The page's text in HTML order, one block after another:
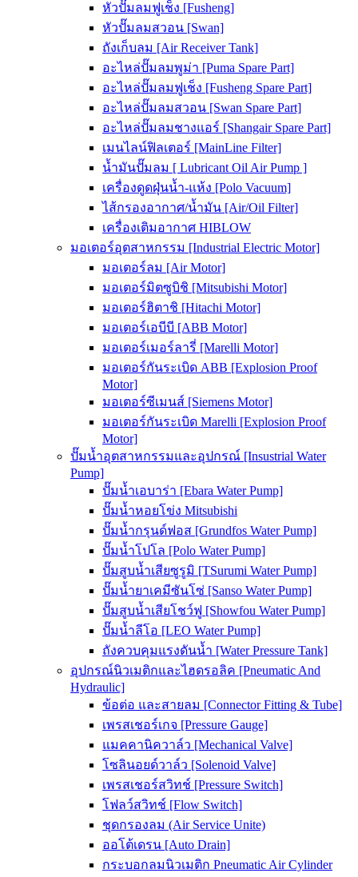
หัวปั๊มลมฟูเช็ง [Fusheng]
หัวปั๊มลมสวอน [Swan]
ถังเก็บลม [Air Receiver Tank]
อะไหล่ปั๊มลมพูม่า [Puma Spare Part]
อะไหล่ปั๊มลมฟูเช็ง [Fusheng Spare Part]
อะไหล่ปั๊มลมสวอน [Swan Spare Part]
อะไหล่ปั๊มลมชางแอร์ [Shangair Spare Part]
เมนไลน์ฟิลเตอร์ [MainLine Filter]
น้ำมันปั๊มลม [ Lubricant Oil Air Pump ]
เครื่องดูดฝุ่นน้ำ-แห้ง [Polo Vacuum]
ไส้กรองอากาศ/น้ำมัน [Air/Oil Filter]
เครื่องเติมอากาศ HIBLOW
มอเตอร์อุตสาหกรรม [Industrial Electric Motor]
มอเตอร์ลม [Air Motor]
มอเตอร์มิตซูบิชิ [Mitsubishi Motor]
มอเตอร์ฮิตาชิ [Hitachi Motor]
มอเตอร์เอบีบี [ABB Motor]
มอเตอร์เมอร์ลารี่ [Marelli Motor]
มอเตอร์กันระเบิด ABB [Explosion Proof
Motor]
มอเตอร์ซีเมนส์ [Siemens Motor]
มอเตอร์กันระเบิด Marelli [Explosion Proof
Motor]
ปั๊มน้ำอุตสาหกรรมและอุปกรณ์ [Insustrial Water
Pump]
ปั๊มน้ำเอบาร่า [Ebara Water Pump]
ปั๊มน้ำหอยโข่ง Mitsubishi
ปั๊มน้ำกรุนด์ฟอส [Grundfos Water Pump]
ปั๊มน้ำโปโล [Polo Water Pump]
ปั๊มสูบน้ำเสียซูรูมิ [TSurumi Water Pump]
ปั๊มน้ำยาเคมีซันโซ่ [Sanso Water Pump]
ปั๊มสูบน้ำเสียโชว์ฟู [Showfou Water Pump]
ปั๊มน้ำลีโอ [LEO Water Pump]
ถังควบคุมแรงดันน้ำ [Water Pressure Tank]
อุปกรณ์นิวเมติกและไฮดรอลิค [Pneumatic And
Hydraulic]
ข้อต่อ และสายลม [Connector Fitting & Tube]
เพรสเชอร์เกจ [Pressure Gauge]
แมคคานิควาล์ว [Mechanical Valve]
โซลินอยด์วาล์ว [Solenoid Valve]
เพรสเชอร์สวิทช์ [Pressure Switch]
โฟลว์สวิทช์ [Flow Switch]
ชุดกรองลม (Air Service Unite)
ออโต้เดรน [Auto Drain]
กระบอกลมนิวเมติก Pneumatic Air Cylinder